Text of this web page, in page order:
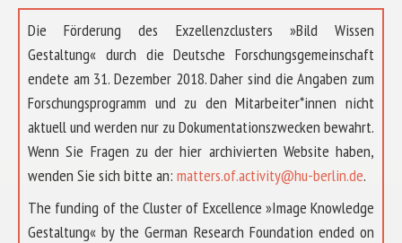
Die Förderung des Exzellenzclusters »Bild Wissen
Gestaltung« durch die Deutsche Forschungsgemeinschaft
endete am 31. Dezember 2018. Daher sind die Angaben zum
Forschungsprogramm und zu den Mitarbeiter*innen nicht
aktuell und werden nur zu Dokumentationszwecken bewahrt.
Wenn Sie Fragen zu der hier archivierten Website haben,
wenden Sie sich bitte an: matters.of.activity@hu-berlin.de.
The funding of the Cluster of Excellence »Image Knowledge
Gestaltung« by the German Research Foundation ended on